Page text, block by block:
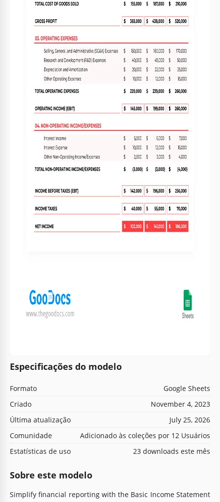
Especificações do modelo
Formato
Google Sheets
Criado
November 4, 2023
Última atualização
July 25, 2026
Comunidade
Adicionado às coleções por 12 Usuários
Estatísticas de uso
23 downloads este mês
Sobre este modelo
Simplify financial reporting with the Basic Income Statement